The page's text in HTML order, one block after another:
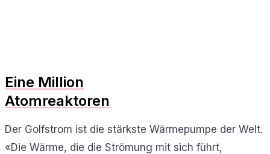
Eine Million
Atomreaktoren
Der Golfstrom ist die stärkste Wärmepumpe der Welt.
«Die Wärme, die die Strömung mit sich führt,